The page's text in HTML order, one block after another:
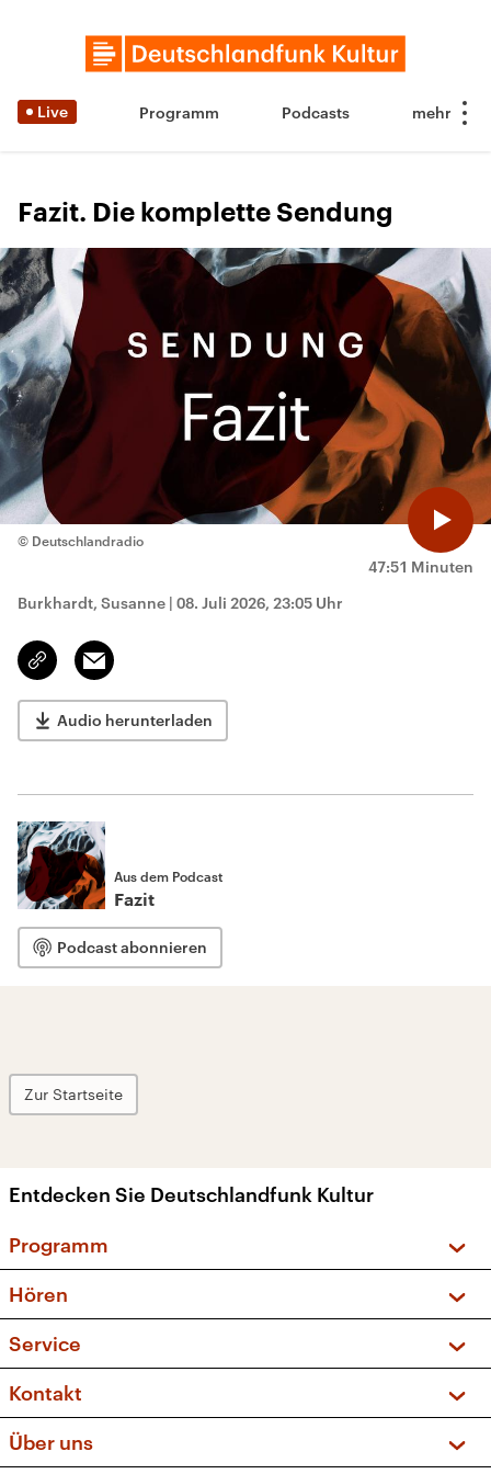
Live Programm Podcasts
Fazit. Die komplette Sendung
47:51 Minuten
© Deutschlandradio
Burkhardt, Susanne | 08. Juli 2026, 23:05 Uhr
Link
kopieren/teilen
Email
Audio herunterladen
Aus dem Podcast
Fazit
Podcast abonnieren
Zur Startseite
Entdecken Sie Deutschlandfunk Kultur
Programm
Sendungen und Podcasts
Musikliste
Kakadu – Das Kinderprogramm
Hören
Frequenzen (UKW + DAB+)
Service
FAQ
Apps
Newsletter
Kontakt
Social Media
Über uns